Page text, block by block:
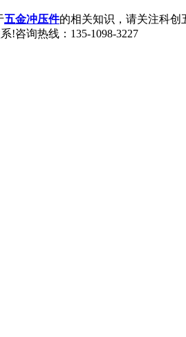
五金冲压件的相关知识，请关注科创
!咨询热线：135-1098-3227